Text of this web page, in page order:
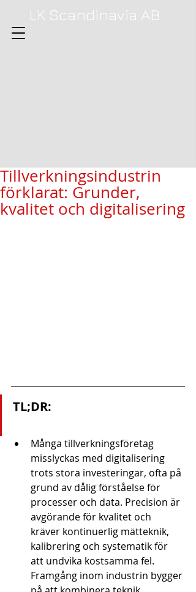
LK Scandinavia AB
Tillverkningsindustrin
förklarat: Grunder,
kvalitet och digitalisering
TL;DR:
Många tillverkningsföretag
misslyckas med digitalisering
trots stora investeringar, ofta på
grund av dålig förståelse för
processer och data. Precision är
avgörande för kvalitet och
kräver kontinuerlig mätteknik,
kalibrering och systematik för
att undvika kostsamma fel.
Framgång inom industrin bygger